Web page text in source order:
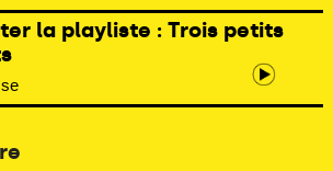
la playliste : Trois petits